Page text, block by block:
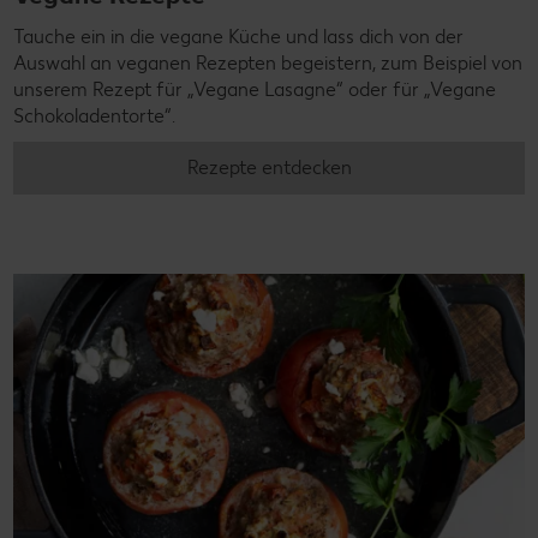
Tauche ein in die vegane Küche und lass dich von der
Auswahl an veganen Rezepten begeistern, zum Beispiel von
unserem Rezept für „Vegane Lasagne“ oder für „Vegane
Schokoladentorte“.
Rezepte entdecken